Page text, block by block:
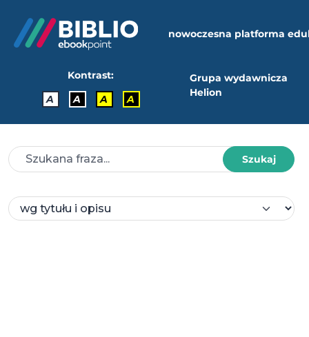
nowoczesna platforma
Kontrast:
A
A A A
Grupa wydawnicza
Helion
Szukaj